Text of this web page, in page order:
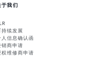
于我们
持续发展
人信息确认函
销商申请
权维修商申请